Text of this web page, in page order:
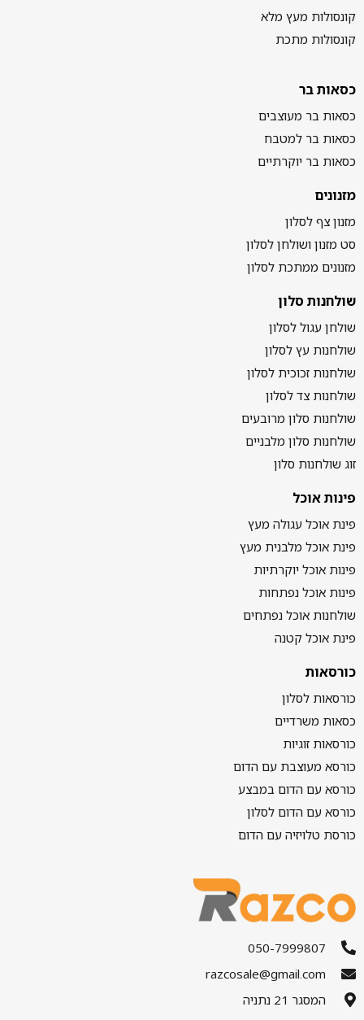
קונסולות מעץ מלא
קונסולות מתכת
כסאות בר
כסאות בר מעוצבים
כסאות בר למטבח
כסאות בר יוקרתיים
מזנונים
מזנון צף לסלון
סט מזנון ושולחן לסלון
מזנונים ממתכת לסלון
שולחנות סלון
שולחן עגול לסלון
שולחנות עץ לסלון
שולחנות זכוכית לסלון
שולחנות צד לסלון
שולחנות סלון מרובעים
שולחנות סלון מלבניים
זוג שולחנות סלון
פינות אוכל
פינת אוכל עגולה מעץ
פינת אוכל מלבנית מעץ
פינות אוכל יוקרתיות
פינות אוכל נפתחות
שולחנות אוכל נפתחים
פינת אוכל קטנה
כורסאות
כורסאות לסלון
כסאות משרדיים
כורסאות זוגיות
כורסא מעוצבת עם הדום
כורסא עם הדום במבצע
כורסא עם הדום לסלון
כורסת טלויזיה עם הדום
050-7999807
razcosale@gmail.com
המסגר 21 נתניה